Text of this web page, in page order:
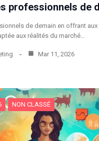
professionnels de
de demain en offrant
aux réalités du marché…
Mar 11, 2026
NON CLASSÉ